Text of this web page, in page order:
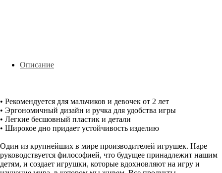
Описание
• Рекомендуется для мальчиков и девочек от 2 лет
• Эргономичный дизайн и ручка для удобства игры
• Легкие бесшовный пластик и детали
• Широкое дно придает устойчивость изделию
Один из крупнейших в мире производителей игрушек. Hape
руководствуется философией, что будущее принадлежит нашим
детям, и создает игрушки, которые вдохновляют на игру и